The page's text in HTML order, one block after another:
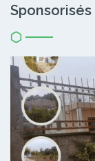
Sponsorisés